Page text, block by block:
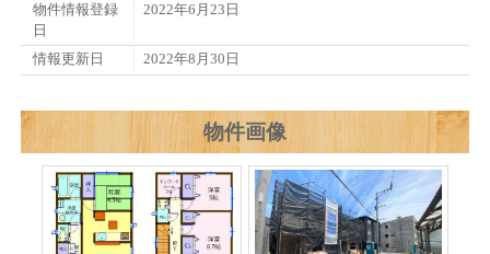
物件情報登録
日
2022年6月23日
情報更新日 2022年8月30日
物件画像